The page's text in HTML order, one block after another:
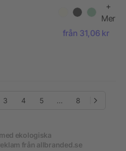
termos
+
Mer
från 31,06 kr
3 4 5 ... 8
ekologiska
från allbranded.se